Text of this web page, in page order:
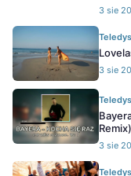
3 sie
3 sie
Remix)
3 sie